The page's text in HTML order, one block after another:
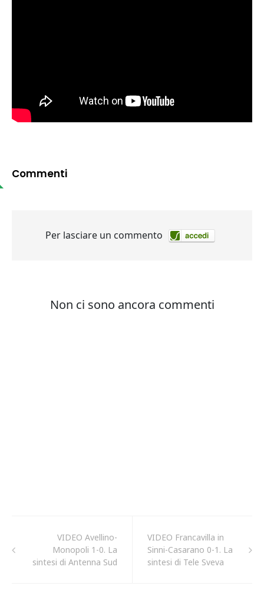
Commenti
VIDEO Avellino-
Monopoli 1-0. La
sintesi di Antenna Sud
VIDEO Francavilla in
Sinni-Casarano 0-1. La
sintesi di Tele Sveva